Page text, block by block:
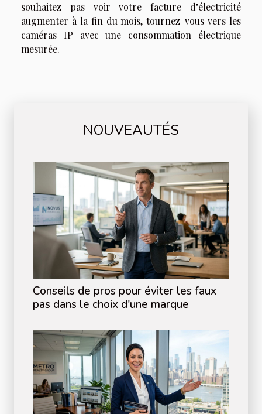
souhaitez pas voir votre facture d’électricité
augmenter à la fin du mois, tournez-vous vers les
caméras IP avec une consommation électrique
mesurée.
NOUVEAUTÉS
Conseils de pros pour éviter les faux
pas dans le choix d'une marque